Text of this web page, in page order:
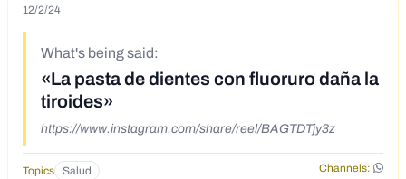
12/2/24
What's being said:
«La pasta de dientes con fluoruro daña la
tiroides»
https://www.instagram.com/share/reel/BAGTDTjy3z
Topics Salud
Channels: